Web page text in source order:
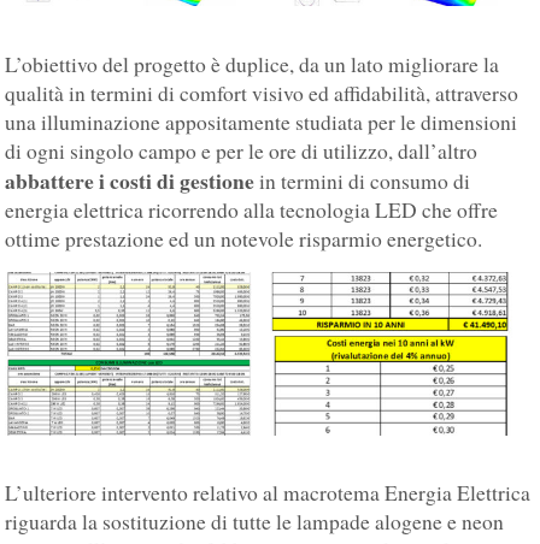
L’obiettivo del progetto è duplice, da un lato migliorare la
qualità in termini di comfort visivo ed affidabilità, attraverso
una illuminazione appositamente studiata per le dimensioni
di ogni singolo campo e per le ore di utilizzo, dall’altro
abbattere i costi di gestionein termini di consumo di
energia elettrica ricorrendo alla tecnologia LED che offre
ottime prestazione ed un notevole risparmio energetico.
L’ulteriore intervento relativo al macrotema Energia Elettrica
riguarda la sostituzione di tutte le lampade alogene e neon